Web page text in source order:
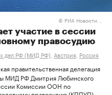
© РИА Новости. ,
участие в сессии
правосудию
дел РФ (МИД РФ) Австрия Россия
правительственная делегация
МИД РФ Дмитрия Любинского
Комиссии ООН по